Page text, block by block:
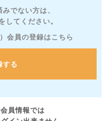
でない方は、
してください。
会員の登録はこちら
する
員情報では